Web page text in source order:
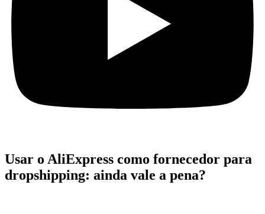
Usar o AliExpress como fornecedor para
dropshipping: ainda vale a pena?